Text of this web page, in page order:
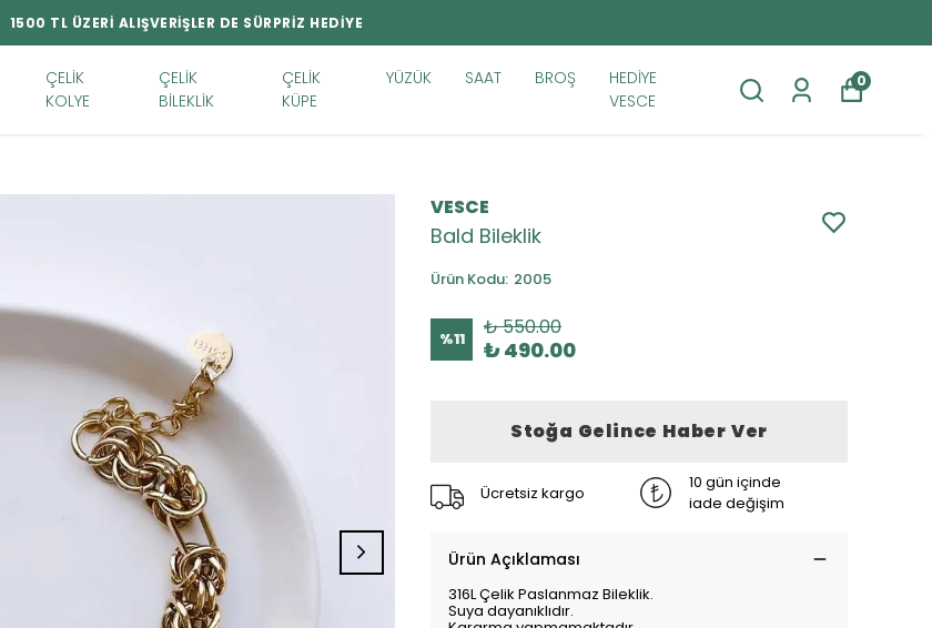
1500 TL ÜZERİ ALIŞVERİŞLER DE SÜRPRİZ HEDİYE
ÇELİK
KOLYE
ÇELİK
BİLEKLİK
ÇELİK
KÜPE
YÜZÜK SAAT BROŞ
HEDİYE
VESCE
0
VESCE
Bald Bileklik
Ürün Kodu: 2005
%11 ₺ 550.00
₺ 490.00
Stoğa Gelince Haber Ver
Ücretsiz kargo
10 gün içinde
iade değişim
Ürün Açıklaması
316L Çelik Paslanmaz Bileklik.
Suya dayanıklıdır.